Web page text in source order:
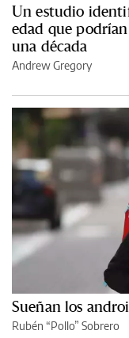
Un estudio
edad que
una década
Andrew Gregory
Sueñan los
Rubén “Pollo” Sobrero